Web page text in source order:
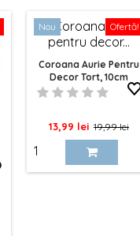
Nou Ofertă!
Coroana Aurie Pentru
Decor Tort, 10cm
Pret
13,99 lei Pret
de
baza
19,99 lei